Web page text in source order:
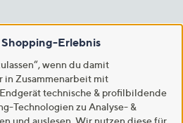
Shopping-Erlebnis
wenn du damit
in Zusammenarbeit mit
technische & profilbildende
Technologien zu Analyse- &
und auslesen. Wir nutzen diese für